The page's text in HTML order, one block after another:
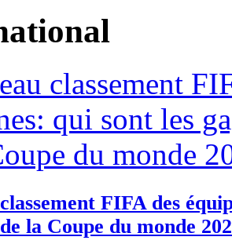
FIFA des
la Coupe du monde